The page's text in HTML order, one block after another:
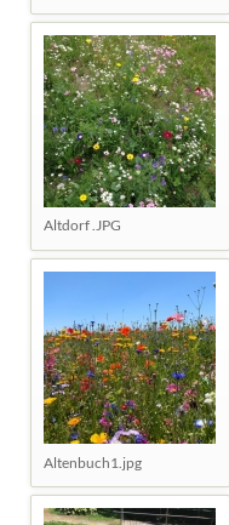
Altdorf .JPG
Altenbuch1.jpg